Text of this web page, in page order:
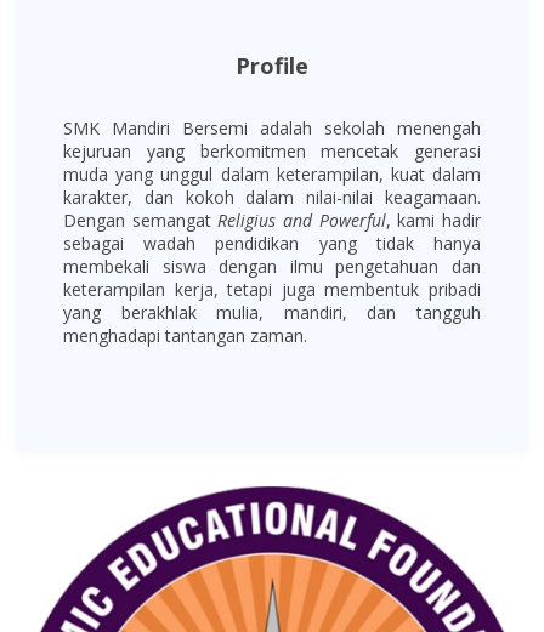
Profile
SMK Mandiri Bersemi adalah sekolah menengah
kejuruan yang berkomitmen mencetak generasi
muda yang unggul dalam keterampilan, kuat dalam
karakter, dan kokoh dalam nilai-nilai keagamaan.
Dengan semangatReligius and Powerful, kami hadir
sebagai wadah pendidikan yang tidak hanya
membekali siswa dengan ilmu pengetahuan dan
keterampilan kerja, tetapi juga membentuk pribadi
yang berakhlak mulia, mandiri, dan tangguh
menghadapi tantangan zaman.